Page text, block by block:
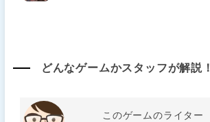
どんなゲームかスタッフが解説！
このゲームのライター